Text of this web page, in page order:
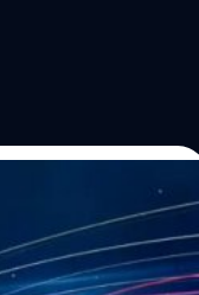
7 Gen 1